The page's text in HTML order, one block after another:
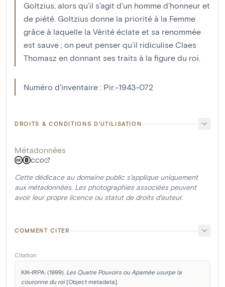
Goltzius, alors qu’il s’agit d’un homme d’honneur et
de piété. Goltzius donne la priorité à la Femme
grâce à laquelle la Vérité éclate et sa renommée
est sauve ; on peut penser qu’il ridiculise Claes
Thomasz en donnant ses traits à la figure du roi.
Numéro d'inventaire : Pir.-1943-072
DROITS & CONDITIONS D'UTILISATION
Métadonnées
CC0
Cette dédicace au domaine public s'applique uniquement
aux métadonnées. Les photographies associées peuvent
avoir leur propre licence ou statut de droits d'auteur.
COMMENT CITER
Citation
KIK-IRPA. (1999). Les Quatre Pouvoirs ou Apamée usurpe la
couronne du roi [Object metadata].